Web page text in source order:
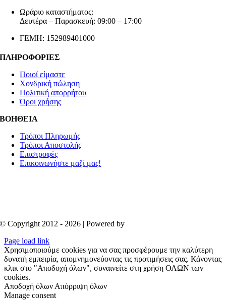
Ωράριο καταστήματος:
Δευτέρα – Παρασκευή: 09:00 – 17:00
ΓΕΜΗ: 152989401000
ΠΛΗΡΟΦΟΡΙΕΣ
Ποιοί είμαστε
Χονδρική πώληση
Πολιτική απορρήτου
Όροι χρήσης
ΒΟΗΘΕΙΑ
Τρόποι Πληρωμής
Τρόποι Αποστολής
Επιστροφές
Επικοινωνήστε μαζί μας!
© Copyright 2012 - 2026 | Powered by
Page load link
Χρησιμοποιούμε cookies για να σας προσφέρουμε την καλύτερη
δυνατή εμπειρία, απομνημονεύοντας τις προτιμήσεις σας. Κάνοντας
κλικ στο "Αποδοχή όλων", συναινείτε στη χρήση ΟΛΩΝ των
cookies.
Αποδοχή όλων Απόρριψη όλων
Manage consent